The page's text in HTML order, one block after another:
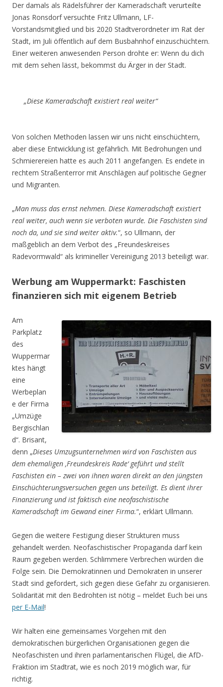
Der damals als Rädelsführer der Kameradschaft verurteilte
Jonas Ronsdorf versuchte Fritz Ullmann, LF-
Vorstandsmitglied und bis 2020 Stadtverordneter im Rat der
Stadt, im Juli öffentlich auf dem Busbahnhof einzuschüchtern.
Einer weiteren anwesenden Person drohte er: Wenn du dich
mit dem sehen lässt, bekommst du Ärger in der Stadt.
„Diese Kameradschaft existiert real weiter“
Von solchen Methoden lassen wir uns nicht einschüchtern,
aber diese Entwicklung ist gefährlich. Mit Bedrohungen und
Schmierereien hatte es auch 2011 angefangen. Es endete in
rechtem Straßenterror mit Anschlägen auf politische Gegner
und Migranten.
„Man muss das ernst nehmen. Diese Kameradschaft existiert
real weiter, auch wenn sie verboten wurde. Die Faschisten sind
noch da, und sie sind weiter aktiv.“, so Ullmann, der
maßgeblich an dem Verbot des „Freundeskreises
Radevormwald“ als krimineller Vereinigung 2013 beteiligt war.
Werbung am Wuppermarkt: Faschisten
finanzieren sich mit eigenem Betrieb
Am
Parkplatz
des
Wuppermar
ktes hängt
eine
Werbeplan
e der Firma
„Umzüge
Bergischlan
d“. Brisant,
denn „Dieses Umzugsunternehmen wird von Faschisten aus
dem ehemaligen ‚Freundeskreis Rade‘ geführt und stellt
Faschisten ein – zwei von ihnen waren direkt an den jüngsten
Einschüchterungsversuchen gegen uns beteiligt. Es dient ihrer
Finanzierung und ist faktisch eine neofaschistische
Kameradschaft im Gewand einer Firma.“, erklärt Ullmann.
Gegen die weitere Festigung dieser Strukturen muss
gehandelt werden. Neofaschistischer Propaganda darf kein
Raum gegeben werden. Schlimmere Verbrechen würden die
Folge sein. Die Demokratinnen und Demokraten in unserer
Stadt sind gefordert, sich gegen diese Gefahr zu organisieren.
Solidarität mit den Bedrohten ist nötig – meldet Euch bei uns
per E-Mail!
Wir halten eine gemeinsames Vorgehen mit den
demokratischen bürgerlichen Organisationen gegen die
Neofaschisten und ihren parlamentarischen Flügel, die AfD-
Fraktion im Stadtrat, wie es noch 2019 möglich war, für
richtig.